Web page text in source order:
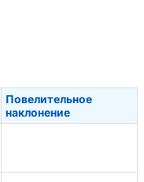
Повелительное
наклонение